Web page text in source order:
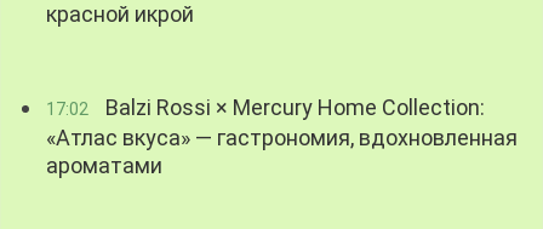
красной икрой
17:02
Balzi Rossi × Mercury Home Collection:
«Атлас вкуса» — гастрономия, вдохновленная
ароматами